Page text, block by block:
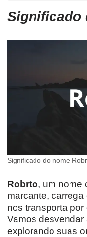
Significado
Significado do nome
Robrto, um nome
marcante,
nos transporta
Vamos desvendar
explorando suas